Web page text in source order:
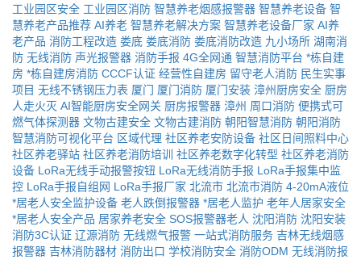
工业园区安全 工业园区消防 智慧养老烟感报警器 智慧养老设备 智
慧养老产品推荐 AI养老 智慧养老解决方案 智慧养老设备厂家 AI养
老产品 消防工程改造 娄底 娄底消防 娄底消防改造 九小场所 湖南消
防 无线消防 声光报警器 消防手报 4G全网通 智慧消防平台 *栋自建
房 *栋自建房消防 CCCF认证 经营性自建房 留守老人消防 民生实事
项目 无线不锈钢压力表 厦门 厦门消防 厦门安装 漳州厨房安全 厨房
人走火灭 AI智能厨房安全网关 厨房报警器 漳州 周口消防 便携式可
燃气体探测器 文物古建安全 文物古建消防 朝阳智慧消防 朝阳消防
智慧消防可视化平台 区域代理 社区养老安防设备 社区日间照料中心
社区养老驿站 社区养老消防培训 社区养老数字化转型 社区养老消防
设备 LoRa无线手动报警按钮 LoRa无线消防手报 LoRa手报集中监
控 LoRa手报自组网 LoRa手报厂家 北流市 北流市消防 4-20mA液位
*居老人安全监护设备 老人跌倒报警器 *居老人监护 老年人居家安全
*居老人安全产品 居家养老安全 SOS报警器老人 沈阳消防 沈阳安装
消防3C认证 辽源消防 无线燃气报警 一站式消防服务 吉林无线烟感
报警器 吉林消防器材 消防出口 学校消防安全 消防ODM 无线消防报